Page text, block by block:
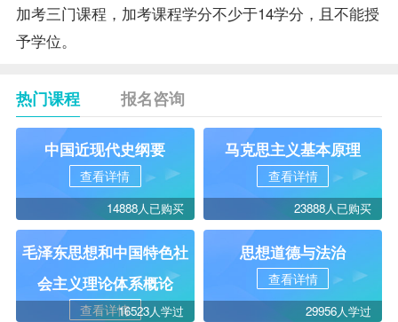
加考三门课程，加考课程学分不少于14学分，且不能授
予学位。
热门课程 报名咨询
中国近现代史纲要
查看详情
14888人已购买
马克思主义基本原理
查看详情
23888人已购买
毛泽东思想和中国特色社
会主义理论体系概论
查看详情16523人学过
思想道德与法治
查看详情
29956人学过